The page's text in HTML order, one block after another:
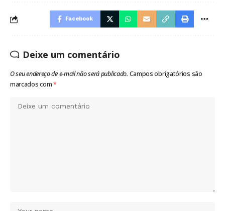
Facebook
Deixe um comentário
O seu endereço de e-mail não será publicado. Campos obrigatórios são
marcados com*